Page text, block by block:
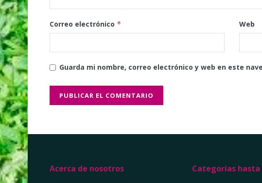
Correo electrónico * Web
Guarda mi nombre, correo electrónico y web en este
Acerca de nosotros Categorías